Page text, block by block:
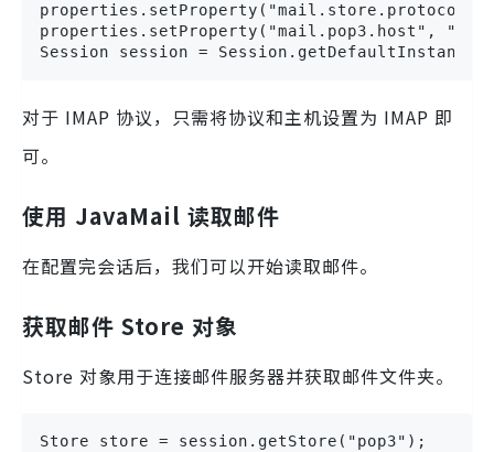
properties.setProperty("mail.store.protocol",
properties.setProperty("mail.pop3.host",
Session session =
对于 IMAP 协议，只需将协议和主机设置为 IMAP 即
可。
使用 JavaMail 读取邮件
在配置完会话后，我们可以开始读取邮件。
获取邮件 Store 对象
Store 对象用于连接邮件服务器并获取邮件文件夹。
Store store = session.getStore("pop3");